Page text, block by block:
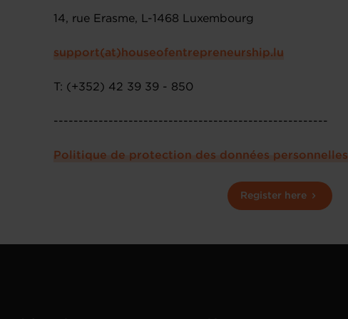
14, rue Erasme, L-1468 Luxembourg
support(at)houseofentrepreneurship.lu
T: (+352) 42 39 39 - 850
-------------------------------------------------------
Politique de protection des données personnelles
Register here